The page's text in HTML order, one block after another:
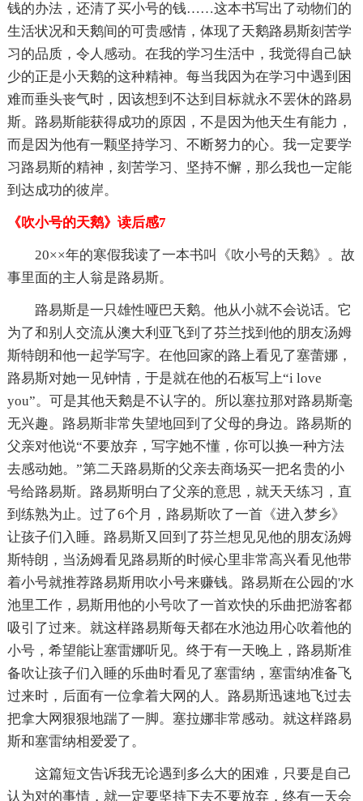
钱的办法，还清了买小号的钱……这本书写出了动物们的
生活状况和天鹅间的可贵感情，体现了天鹅路易斯刻苦学
习的品质，令人感动。在我的学习生活中，我觉得自己缺
少的正是小天鹅的这种精神。每当我因为在学习中遇到困
难而垂头丧气时，因该想到不达到目标就永不罢休的路易
斯。路易斯能获得成功的原因，不是因为他天生有能力，
而是因为他有一颗坚持学习、不断努力的心。我一定要学
习路易斯的精神，刻苦学习、坚持不懈，那么我也一定能
到达成功的彼岸。
《吹小号的天鹅》读后感7
20××年的寒假我读了一本书叫《吹小号的天鹅》。故
事里面的主人翁是路易斯。
路易斯是一只雄性哑巴天鹅。他从小就不会说话。它
为了和别人交流从澳大利亚飞到了芬兰找到他的朋友汤姆
斯特朗和他一起学写字。在他回家的路上看见了塞蕾娜，
路易斯对她一见钟情，于是就在他的石板写上“i love
you”。可是其他天鹅是不认字的。所以塞拉那对路易斯毫
无兴趣。路易斯非常失望地回到了父母的身边。路易斯的
父亲对他说“不要放弃，写字她不懂，你可以换一种方法
去感动她。”第二天路易斯的父亲去商场买一把名贵的小
号给路易斯。路易斯明白了父亲的意思，就天天练习，直
到练熟为止。过了6个月，路易斯吹了一首《进入梦乡》
让孩子们入睡。路易斯又回到了芬兰想见见他的朋友汤姆
斯特朗，当汤姆看见路易斯的时候心里非常高兴看见他带
着小号就推荐路易斯用吹小号来赚钱。路易斯在公园的'水
池里工作，易斯用他的小号吹了一首欢快的乐曲把游客都
吸引了过来。就这样路易斯每天都在水池边用心吹着他的
小号，希望能让塞雷娜听见。终于有一天晚上，路易斯准
备吹让孩子们入睡的乐曲时看见了塞雷纳，塞雷纳准备飞
过来时，后面有一位拿着大网的人。路易斯迅速地飞过去
把拿大网狠狠地踹了一脚。塞拉娜非常感动。就这样路易
斯和塞雷纳相爱爱了。
这篇短文告诉我无论遇到多么大的困难，只要是自己
认为对的事情，就一定要坚持下去不要放弃，终有一天会